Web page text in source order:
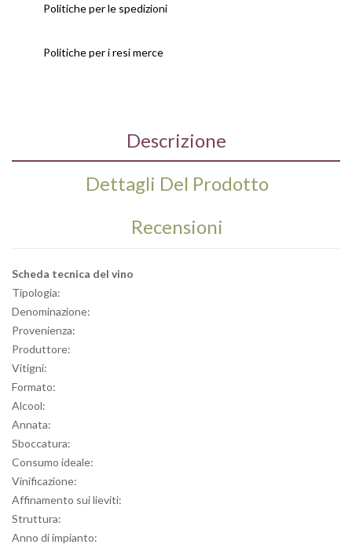
Politiche per le spedizioni
Politiche per i resi merce
Descrizione
Dettagli Del Prodotto
Recensioni
Scheda tecnica del vino
Tipologia:
Denominazione:
Provenienza:
Produttore:
Vitigni:
Formato:
Alcool:
Annata:
Sboccatura:
Consumo ideale:
Vinificazione:
Affinamento sui lieviti:
Struttura:
Anno di impianto: